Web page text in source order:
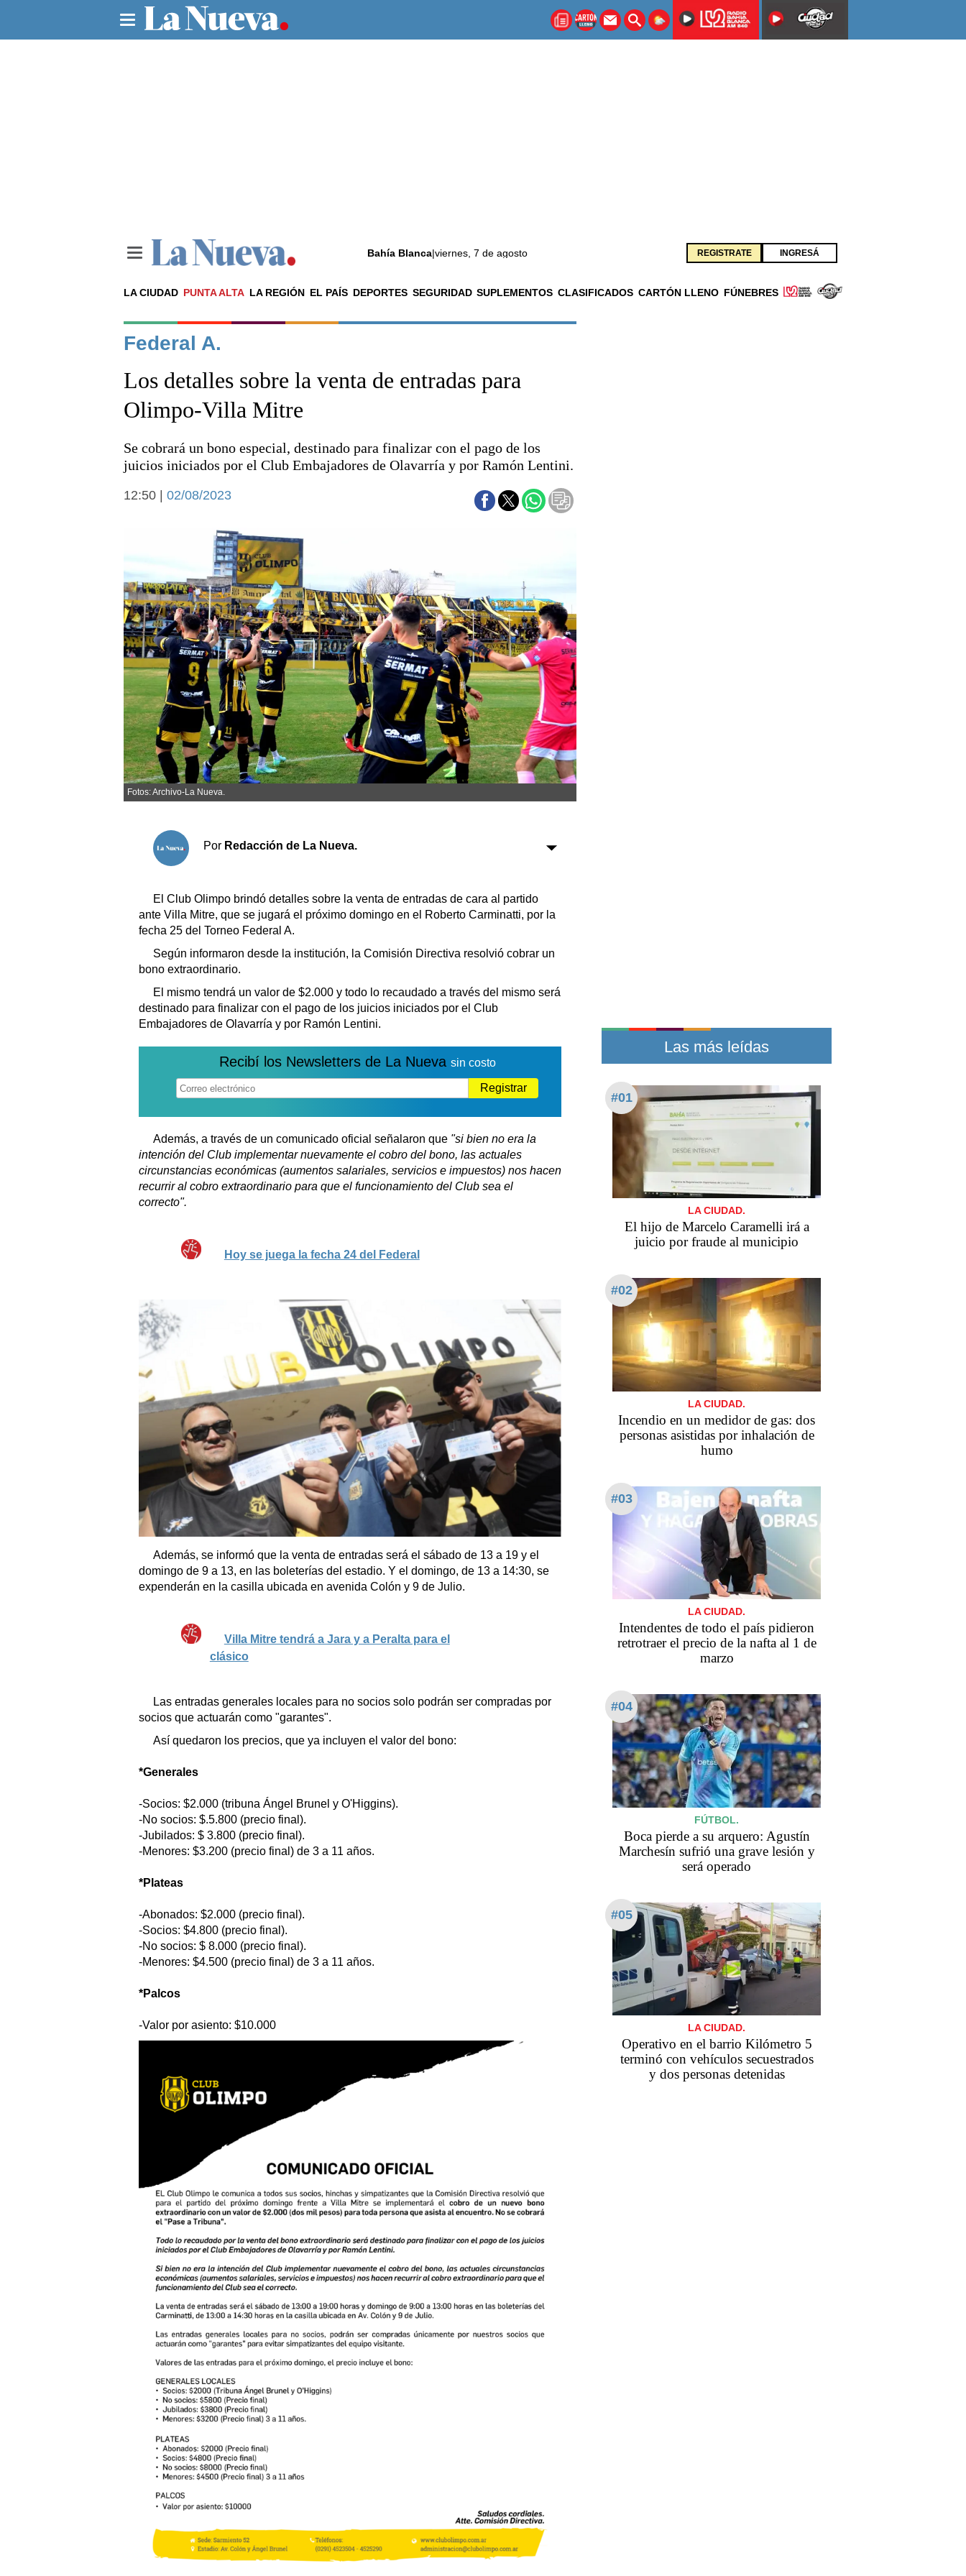
Bahía Blanca|viernes, 7 de agosto REGISTRATE INGRESÁ
LA CIUDAD PUNTA ALTA LA REGIÓN EL PAÍS DEPORTES SEGURIDAD SUPLEMENTOS CLASIFICADOS CARTÓN LLENO FÚNEBRES
Noticias
La ciudad
El país
Deportes
Escenario Olímpico
Liga del Sur
Economía y campo
Economía y finanzas
Con el campo
Espacio empresas
Sociedad y tiempo libre
Sociedad
Tecnología
Turismo
Salud
Es viral
El tiempo
Cartón Lleno
Fúnebres
Horóscopo
Suplementos
Transportes
Loterías
Fúnebres
Teléfonos de urgencia
Federal A.
Los detalles sobre la venta de entradas para
Olimpo-Villa Mitre
Se cobrará un bono especial, destinado para finalizar con el pago de los
juicios iniciados por el Club Embajadores de Olavarría y por Ramón Lentini.
12:50 | 02/08/2023
Fotos: Archivo-La Nueva.
Por Redacción de La Nueva.
El Club Olimpo brindó detalles sobre la venta de entradas de cara al partido
ante Villa Mitre, que se jugará el próximo domingo en el Roberto Carminatti, por la
fecha 25 del Torneo Federal A.
Según informaron desde la institución, la Comisión Directiva resolvió cobrar un
bono extraordinario.
El mismo tendrá un valor de $2.000 y todo lo recaudado a través del mismo será
destinado para finalizar con el pago de los juicios iniciados por el Club
Embajadores de Olavarría y por Ramón Lentini.
Recibí los Newsletters de La Nueva sin costo
Registrar
Además, a través de un comunicado oficial señalaron que "si bien no era la
intención del Club implementar nuevamente el cobro del bono, las actuales
circunstancias económicas (aumentos salariales, servicios e impuestos) nos hacen
recurrir al cobro extraordinario para que el funcionamiento del Club sea el
correcto".
Hoy se juega la fecha 24 del Federal
Además, se informó que la venta de entradas será el sábado de 13 a 19 y el
domingo de 9 a 13, en las boleterías del estadio. Y el domingo, de 13 a 14:30, se
expenderán en la casilla ubicada en avenida Colón y 9 de Julio.
Villa Mitre tendrá a Jara y a Peralta para el
clásico
Las entradas generales locales para no socios solo podrán ser compradas por
socios que actuarán como "garantes".
Así quedaron los precios, que ya incluyen el valor del bono:
*Generales
-Socios: $2.000 (tribuna Ángel Brunel y O'Higgins).
-No socios: $.5.800 (precio final).
-Jubilados: $ 3.800 (precio final).
-Menores: $3.200 (precio final) de 3 a 11 años.
*Plateas
-Abonados: $2.000 (precio final).
-Socios: $4.800 (precio final).
-No socios: $ 8.000 (precio final).
-Menores: $4.500 (precio final) de 3 a 11 años.
*Palcos
-Valor por asiento: $10.000
Las más leídas
#01
LA CIUDAD.
​​​​​El hijo de Marcelo Caramelli irá a
juicio por fraude al municipio
#02
LA CIUDAD.
Incendio en un medidor de gas: dos
personas asistidas por inhalación de
humo
#03
LA CIUDAD.
Intendentes de todo el país pidieron
retrotraer el precio de la nafta al 1 de
marzo
#04
FÚTBOL.
Boca pierde a su arquero: Agustín
Marchesín sufrió una grave lesión y
será operado
#05
LA CIUDAD.
Operativo en el barrio Kilómetro 5
terminó con vehículos secuestrados
y dos personas detenidas